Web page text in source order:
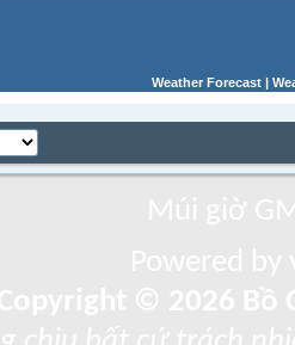
Weather Forecast |